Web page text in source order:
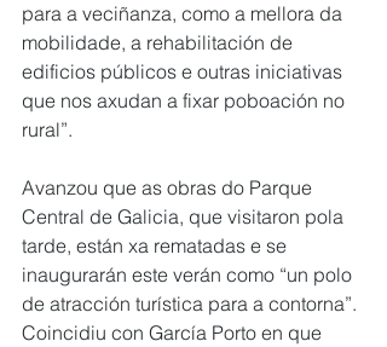
para a veciñanza, como a mellora da
mobilidade, a rehabilitación de
edificios públicos e outras iniciativas
que nos axudan a fixar poboación no
rural”.
Avanzou que as obras do Parque
Central de Galicia, que visitaron pola
tarde, están xa rematadas e se
inaugurarán este verán como “un polo
de atracción turística para a contorna”.
Coincidiu con García Porto en que